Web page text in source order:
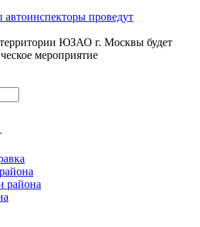
проведут
территории ЮЗАО г. Москвы будет
мероприятие
района